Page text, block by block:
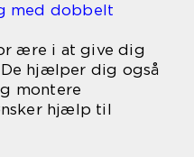
med dobbelt
ære i at give dig
hjælper dig også
montere
hjælp til